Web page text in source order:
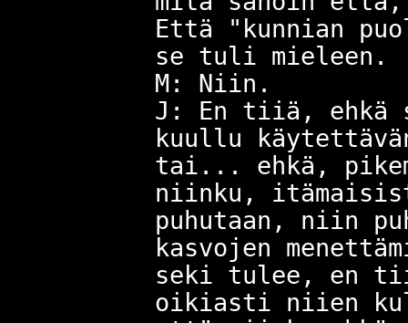
Että "kunnian
se tuli mieleen.
M: Niin.
J: En tiiä, ehkä
kuullu
tai... ehkä,
niinku,
puhutaan, niin
kasvojen
seki tulee, en
oikiasti niien